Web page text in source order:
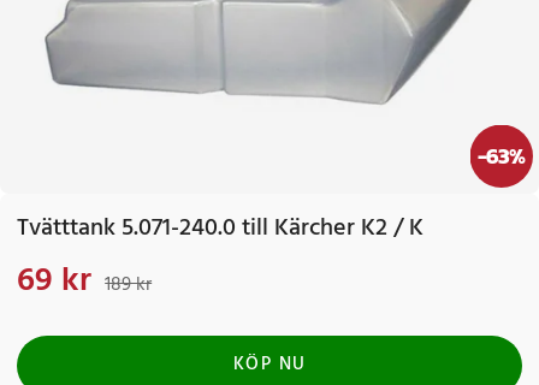
-63%
Tvätttank 5.071-240.0 till Kärcher K2 / K
Nuvarande pris
69 kr 189 kr
KÖP NU